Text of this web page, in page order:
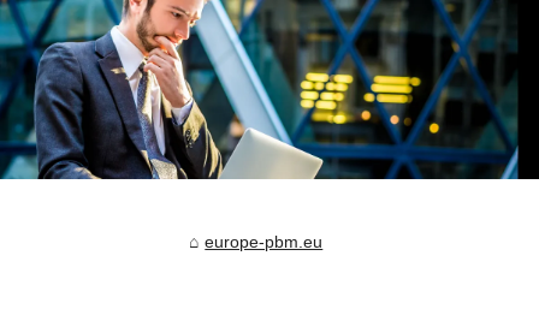
europe-pbm.eu